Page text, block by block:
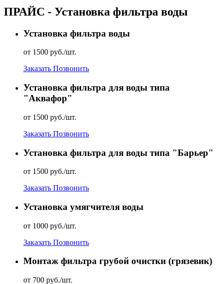
ПРАЙС - Установка фильтра воды
Установка фильтра воды
от 1500 руб./шт.
Заказать Позвонить
Установка фильтра для воды типа
"Аквафор"
от 1500 руб./шт.
Заказать Позвонить
Установка фильтра для воды типа "Барьер"
от 1500 руб./шт.
Заказать Позвонить
Установка умягчителя воды
от 1000 руб./шт.
Заказать Позвонить
Монтаж фильтра грубой очистки (грязевик)
от 700 руб./шт.